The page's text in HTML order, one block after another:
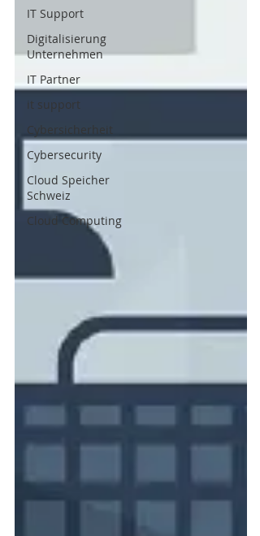
IT Support
Digitalisierung
Unternehmen
IT Partner
it support
Cybersicherheit
Cybersecurity
Cloud Speicher
Schweiz
Cloud Computing